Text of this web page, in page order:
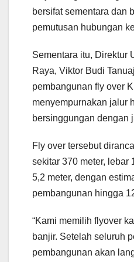
bersifat sementara dan
pemutusan hubungan
Sementara itu, Direktur
Raya, Viktor Budi
pembangunan fly over
menyempurnakan jalur
bersinggungan dengan
Fly over tersebut
sekitar 370 meter, lebar
5,2 meter, dengan
pembangunan hingga
“Kami memilih flyover
banjir. Setelah seluruh
pembangunan akan